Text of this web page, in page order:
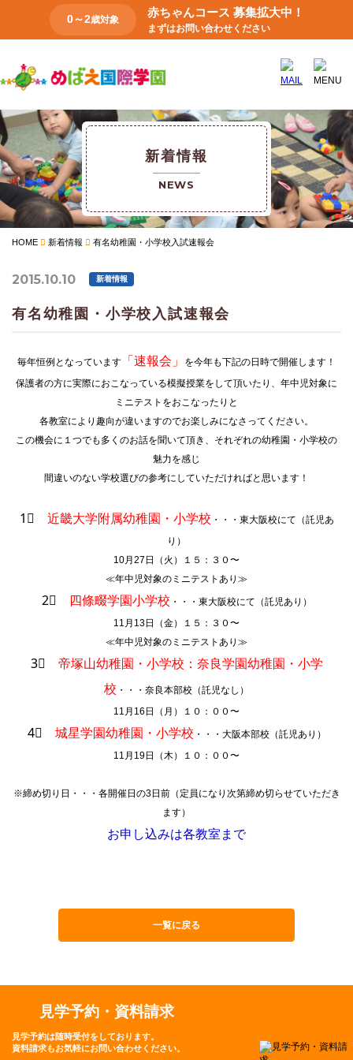
0～2歳対象
赤ちゃんコース 募集拡大中！
まずはお問い合わせください
新着情報
NEWS
HOME 新着情報 有名幼稚園・小学校入試速報会
2015.10.10 新着情報
有名幼稚園・小学校入試速報会
毎年恒例となっています 「速報会」
を今年も下記の日時で開催します！
保護者の方に実際におこなっている模擬授業をして頂いたり、年中児対象に
ミニテストをおこなったりと
各教室により趣向が違いますのでお楽しみになさってください。
この機会に１つでも多くのお話を聞いて頂き、それぞれの幼稚園・小学校の
魅力を感じ
間違いのない学校選びの参考にしていただければと思います！
1⃣ 近畿大学附属幼稚園・小学校 ・・・東大阪校にて（託児あ
り）
10月27日（火）１５：３０〜
≪年中児対象のミニテストあり≫
2⃣ 四條畷学園小学校 ・・・東大阪校にて（託児あり）
11月13日（金）１５：３０〜
≪年中児対象のミニテストあり≫
3⃣ 帝塚山幼稚園・小学校：奈良学園幼稚園・小学
校 ・・・奈良本部校（託児なし）
11月16日（月）１０：００〜
4⃣ 城星学園幼稚園・小学校 ・・・大阪本部校（託児あり）
11月19日（木）１０：００〜
※締め切り日・・・各開催日の3日前（定員になり次第締め切らせていただき
ます）
お申し込みは各教室まで
一覧に戻る
見学予約・資料請求
見学予約は随時受付をしております。
資料請求もお気軽にお問い合わせください。